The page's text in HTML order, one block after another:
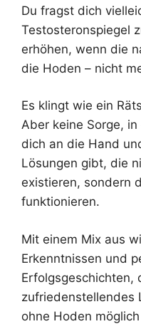
Du fragst dich
Testosteronspiegel
erhöhen, wenn die
die Hoden – nicht
Es klingt wie ein
Aber keine Sorge,
dich an die Hand
Lösungen gibt, die
existieren, sondern
funktionieren.
Mit einem Mix aus
Erkenntnissen und
Erfolgsgeschichten,
zufriedenstellendes
ohne Hoden